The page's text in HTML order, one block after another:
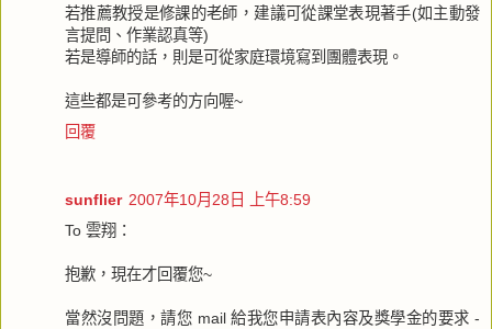
若推薦教授是修課的老師，建議可從課堂表現著手(如主動發
言提問、作業認真等)
若是導師的話，則是可從家庭環境寫到團體表現。
這些都是可參考的方向喔~
回覆
sunflier 2007年10月28日 上午8:59
To 雲翔：
抱歉，現在才回覆您~
當然沒問題，請您 mail 給我您申請表內容及獎學金的要求 -